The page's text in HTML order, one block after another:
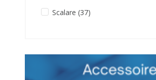
Scalare (37)